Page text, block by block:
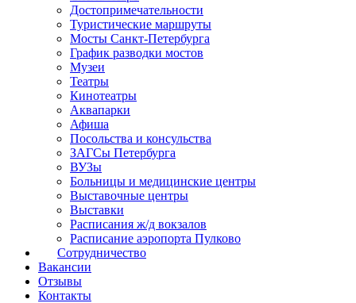
Достопримечательности
Туристические маршруты
Мосты Санкт-Петербурга
График разводки мостов
Музеи
Театры
Кинотеатры
Аквапарки
Афиша
Посольства и консульства
ЗАГСы Петербурга
ВУЗы
Больницы и медицинские центры
Выставочные центры
Выставки
Расписания ж/д вокзалов
Расписание аэропорта Пулково
Сотрудничество
Вакансии
Отзывы
Контакты